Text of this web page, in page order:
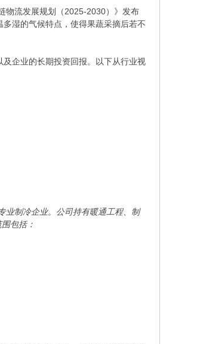
物流发展规划（2025-2030）》发布
湿的气候特点，使得果蔬采摘后若不
企业的长期投资回报。以下从行业视
业制冷企业。公司持有暖通工程、制
包括：